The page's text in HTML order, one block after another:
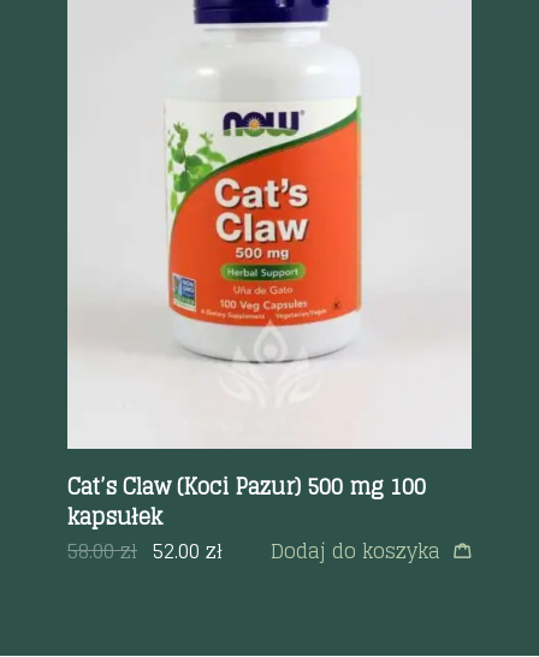
Szybki podgląd
Cat’s Claw (Koci Pazur) 500 mg 100
kapsułek
58.00zł 52.00zł Dodaj do koszyka